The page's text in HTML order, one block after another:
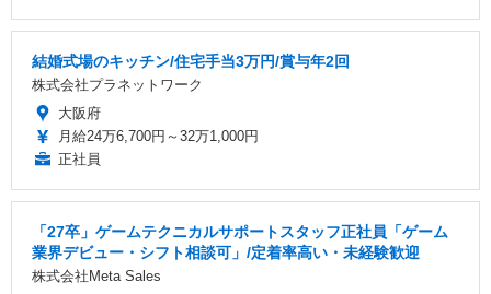
結婚式場のキッチン/住宅手当3万円/賞与年2回
株式会社プラネットワーク
大阪府
月給24万6,700円～32万1,000円
正社員
「27卒」ゲームテクニカルサポートスタッフ正社員「ゲーム
業界デビュー・シフト相談可」/定着率高い・未経験歓迎
株式会社Meta Sales